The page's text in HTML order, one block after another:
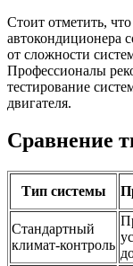
Стоит отметить,
автокондиционера
от сложности
Профессионалы
тестирование
двигателя.
Сравнение
Тип системы
Стандартный
климат-контроль